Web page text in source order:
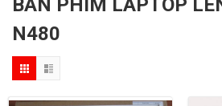
BÀN PHÍM LAPTOP
N480